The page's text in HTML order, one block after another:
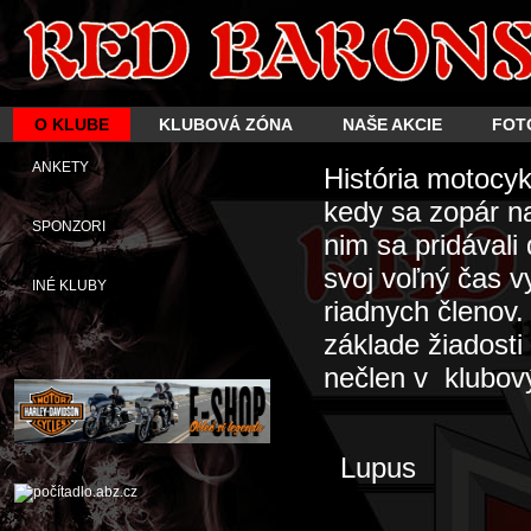
O KLUBE KLUBOVÁ ZÓNA NAŠE AKCIE
História
kedy sa zopár
nim sa
svoj voľný čas
riadnych
základe
nečlen v
Lupus
ANKETY
SPONZORI
INÉ KLUBY